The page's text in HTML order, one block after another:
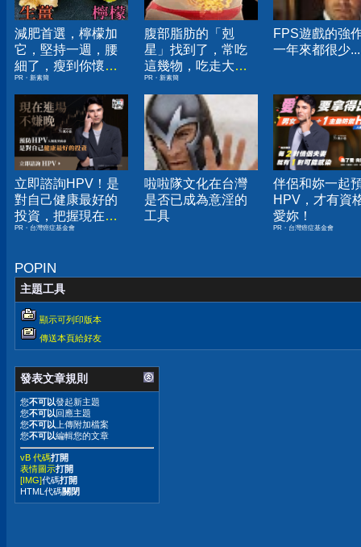
減肥首選，檸檬加
它，堅持一週，腰
細了，瘦到你懷疑
人生
PR・新素簡
腹部脂肪的「剋
星」找到了，常吃
這幾物，吃走大肚
囊，瘦出小蠻腰
PR・新素簡
FPS遊戲的強
一年來都很少
立即諮詢HPV！是
對自己健康最好的
投資，把握現在不
嫌晚！
PR・台灣癌症基金會
啦啦隊文化在台灣
是否已成為意淫的
工具
伴侶和妳一起
HPV，才有資
愛妳！
PR・台灣癌症基金會
POPIN
主題工具
顯示可列印版本
傳送本頁給好友
發表文章規則
您不可以發起新主題
您不可以 回應主題
您不可以 上傳附加檔案
您不可以編輯您的文章
vB 代碼打開
表情圖示打開
[IMG]代碼打開
HTML代碼關閉